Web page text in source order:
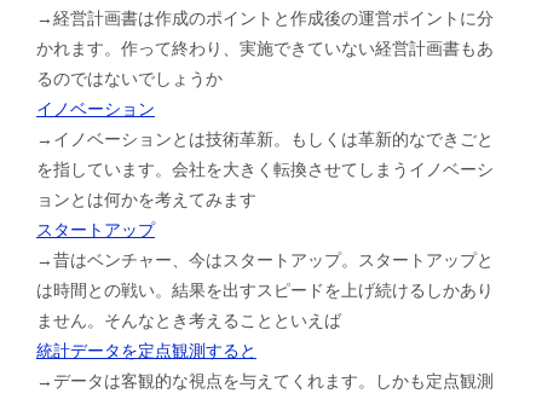
→経営計画書は作成のポイントと作成後の運営ポイントに分
かれます。作って終わり、実施できていない経営計画書もあ
るのではないでしょうか
イノベーション
→イノベーションとは技術革新。もしくは革新的なできごと
を指しています。会社を大きく転換させてしまうイノベーシ
ョンとは何かを考えてみます
スタートアップ
→昔はベンチャー、今はスタートアップ。スタートアップと
は時間との戦い。結果を出すスピードを上げ続けるしかあり
ません。そんなとき考えることといえば
統計データを定点観測すると
→データは客観的な視点を与えてくれます。しかも定点観測